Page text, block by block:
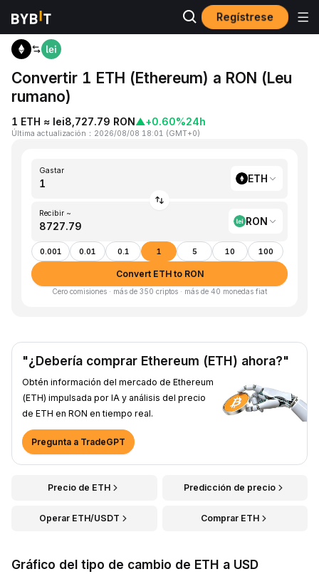
Regístrese
Inicio ETH to RON
Convertir 1 ETH (Ethereum) a RON (Leu
rumano)
1 ETH ≈ lei8,727.79 RON▲+0.60%24h
Última actualización ： 2026/08/08 18:01 (GMT+0)
Gastar
ETH
Recibir ~
RON
0.001 0.01 0.1 1 5 10 100
Convert ETH to RON
Cero comisiones · más de 350 criptos · más de 40 monedas fiat
"¿Debería comprar Ethereum (ETH) ahora?"
Obtén información del mercado de Ethereum
(ETH) impulsada por IA y análisis del precio
de ETH en RON en tiempo real.
Pregunta a TradeGPT
Precio de ETH Predicción de precio
Operar ETH/USDT Comprar ETH
Gráfico del tipo de cambio de ETH a USD